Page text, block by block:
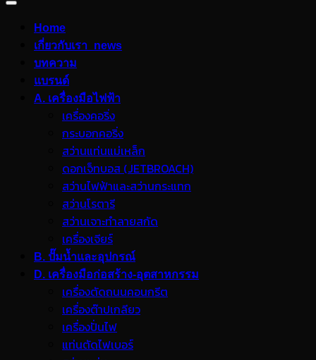
Home
เกี่ยวกับเรา_news
บทความ
แบรนด์
A. เครื่องมือไฟฟ้า
เครื่องคอริ่ง
กระบอกคอริ่ง
สว่านแท่นแม่เหล็ก
ดอกเจ็ทบอส (JETBROACH)
สว่านไฟฟ้าและสว่านกระแทก
สว่านโรตารี
สว่านเจาะทำลายสกัด
เครื่องเจียร์
B. ปั๊มน้ำและอุปกรณ์
D. เครื่องมือก่อสร้าง-อุตสาหกรรม
เครื่องตัดถนนคอนกรีต
เครื่องต๊าปเกลียว
เครื่องปั่นไฟ
แท่นตัดไฟเบอร์